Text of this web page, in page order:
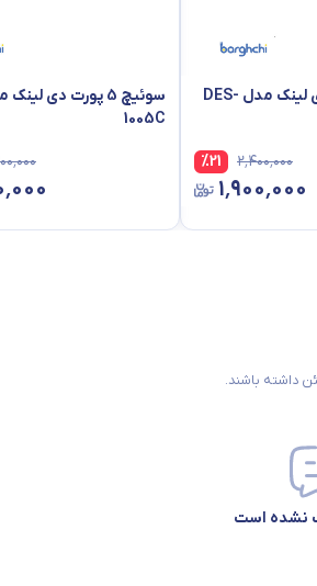
IEEE 802.1P QoS support, IEEE
سوئیچ 8 پورت دی لینک مدل DES-
۲٬۴۰۰٬۰۰۰ %21
۱٬۹۰۰٬۰۰۰
1005C
داشته باشند.
نشده است